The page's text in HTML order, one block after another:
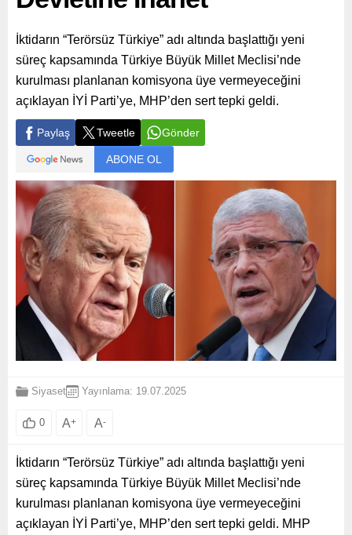
İktidarın “Terörsüz Türkiye” adı altında başlattığı yeni
süreç kapsamında Türkiye Büyük Millet Meclisi’nde
kurulması planlanan komisyona üye vermeyeceğini
açıklayan İYİ Parti’ye, MHP’den sert tepki geldi.
Paylaş Tweetle Gönder
ABONE OL
Siyaset Yayınlama: 19.07.2025
0 A+ A-
İktidarın “Terörsüz Türkiye” adı altında başlattığı yeni
süreç kapsamında Türkiye Büyük Millet Meclisi’nde
kurulması planlanan komisyona üye vermeyeceğini
açıklayan İYİ Parti’ye, MHP’den sert tepki geldi. MHP